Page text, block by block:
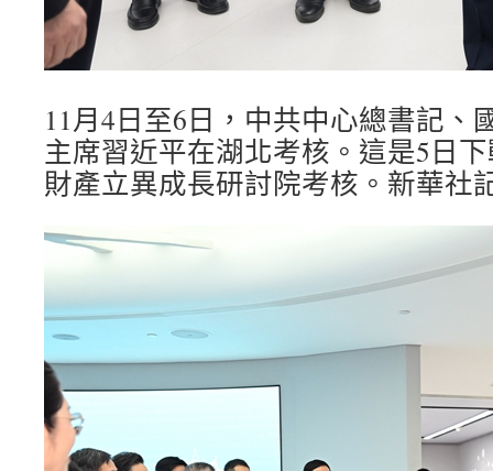
11月4日至6日，中共中心總書記、
主席習近平在湖北考核。這是5日
財產立異成長研討院考核。新華社